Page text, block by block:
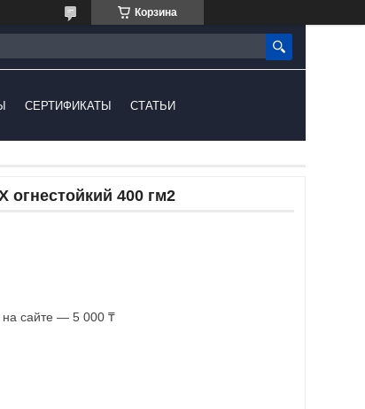
Корзина
СЕРТИФИКАТЫ СТАТЬИ
огнестойкий 400 гм2
сайте — 5 000 ₸